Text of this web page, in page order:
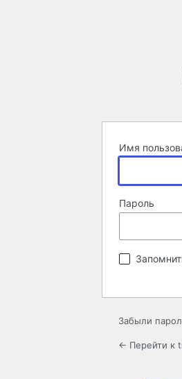
Имя
Пароль
Забыли
← Перейти к